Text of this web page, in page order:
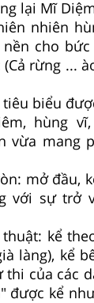
lại Mĩ
nhiên
cho
rừng ...
tiêu biểu
hùng
vừa mang
mở đầu,
với sự trở
kể
làng), kể
của các
được kể